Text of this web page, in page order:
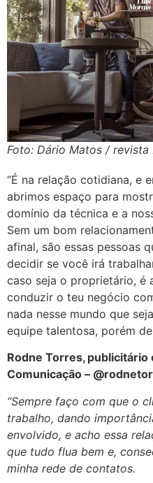
Foto: Dário Matos / revista
“É na relação cotidiana, e
abrimos espaço para
domínio da técnica e a
Sem um bom
afinal, são essas pessoas
decidir se você irá
caso seja o proprietário, é
conduzir o teu negócio
nada nesse mundo que
equipe talentosa, porém
Rodne Torres, publicitário
Comunicação – @
“Sempre faço com que o
trabalho, dando
envolvido, e acho essa
que tudo flua bem e,
minha rede de contatos.